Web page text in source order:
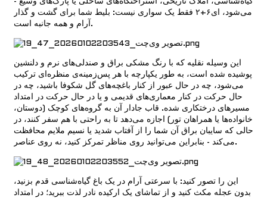
گیاه‌شناسی، املاک تاریخی، استراحتگاه‌های ساحلی یا پارک‌های وسیع -
می‌شود،
ای۶+۲
فقط یک سواری نیست: بلیط شما برای گشت و گذار
آرام و همه جانبه است.
این وسیله نقلیه که با رنگ مشکی براق و صندلی‌های نرم و دلنشین
پوشیده شده است، به طور یکپارچه با هر پس‌زمینه‌ی منظره‌ای ترکیب
می‌شود، چه در حال عبور از کنار باغچه‌های گل شکوفا باشید، چه در
حال حرکت در کنار معماری‌های قدیمی و یا در حال حرکت در امتداد
مسیرهای درختکاری شده. قاب جادار آن به گروه‌های کوچک (دوستان،
خانواده‌ها یا همراهان تور) اجازه می‌دهد تا به راحتی با هم سفر کنند، در
حالی که سایبان براق آن شما را از آفتاب شدید یا نسیم ملایم محافظت
می‌کند - بنابراین می‌توانید روی مناظر تمرکز کنید، نه روی عناصر.
این را تصور کنید: با سرعتی آرام در یک باغ گیاه‌شناسی قدم بزنید،
بدون عجله مکث کنید و از تماشای یک ارکیده نادر لذت ببرید؛ در امتداد